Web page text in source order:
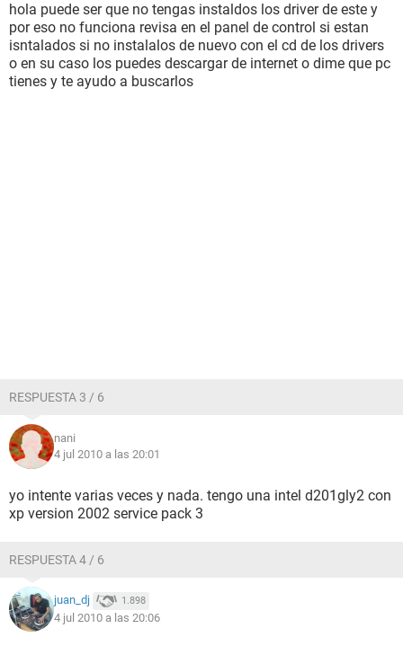
hola puede ser que no tengas instaldos los driver de este y
por eso no funciona revisa en el panel de control si estan
isntalados si no instalalos de nuevo con el cd de los drivers
o en su caso los puedes descargar de internet o dime que pc
tienes y te ayudo a buscarlos
RESPUESTA 3 / 6
nani
4 jul 2010 a las 20:01
yo intente varias veces y nada. tengo una intel d201gly2 con
xp version 2002 service pack 3
RESPUESTA 4 / 6
juan_dj 1.898
4 jul 2010 a las 20:06